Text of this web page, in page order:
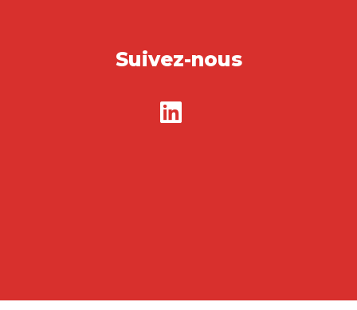
Suivez-nous